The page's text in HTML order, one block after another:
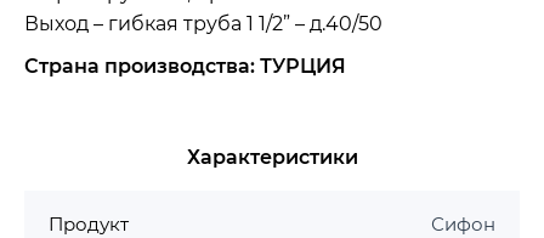
Выход – гибкая труба 1 1/2” – д.40/50
Страна производства: ТУРЦИЯ
Характеристики
Продукт Сифон